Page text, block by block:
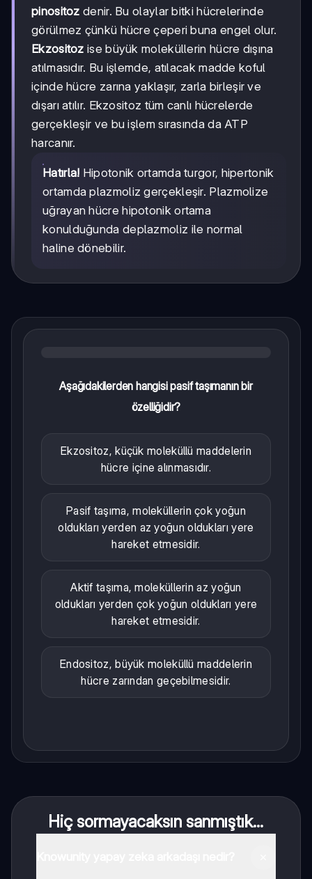
pinositoz denir. Bu olaylar bitki hücrelerinde
görülmez çünkü hücre çeperi buna engel olur.
Ekzositoz ise büyük moleküllerin hücre dışına
atılmasıdır. Bu işlemde, atılacak madde koful
içinde hücre zarına yaklaşır, zarla birleşir ve
dışarı atılır. Ekzositoz tüm canlı hücrelerde
gerçekleşir ve bu işlem sırasında da ATP
harcanır.
Hatırla! Hipotonik ortamda turgor, hipertonik
ortamda plazmoliz gerçekleşir. Plazmolize
uğrayan hücre hipotonik ortama
konulduğunda deplazmoliz ile normal
haline dönebilir.
Aşağıdakilerden hangisi pasif taşımanın bir
özelliğidir?
Ekzositoz, küçük moleküllü maddelerin
hücre içine alınmasıdır.
Pasif taşıma, moleküllerin çok yoğun
oldukları yerden az yoğun oldukları yere
hareket etmesidir.
Aktif taşıma, moleküllerin az yoğun
oldukları yerden çok yoğun oldukları yere
hareket etmesidir.
Endositoz, büyük moleküllü maddelerin
hücre zarından geçebilmesidir.
Hiç sormayacaksın sanmıştık...